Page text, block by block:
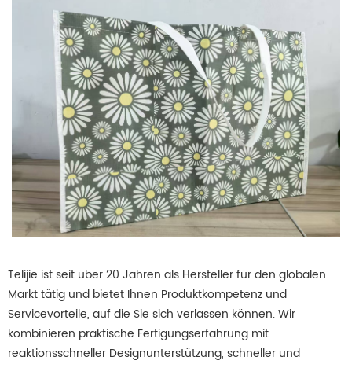
Telijie ist seit über 20 Jahren als Hersteller für den globalen
Markt tätig und bietet Ihnen Produktkompetenz und
Servicevorteile, auf die Sie sich verlassen können. Wir
kombinieren praktische Fertigungserfahrung mit
reaktionsschneller Designunterstützung, schneller und